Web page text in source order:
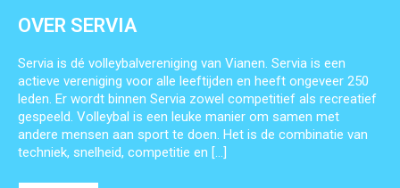
OVER SERVIA
Servia is dé volleybalvereniging van Vianen. Servia is een
actieve vereniging voor alle leeftijden en heeft ongeveer 250
leden. Er wordt binnen Servia zowel competitief als recreatief
gespeeld. Volleybal is een leuke manier om samen met
andere mensen aan sport te doen. Het is de combinatie van
techniek, snelheid, competitie en […]